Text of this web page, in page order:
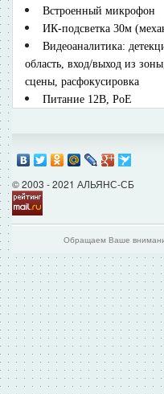
Встроенный микрофон
ИК-подсветка 30м
Видеоаналитика:
область, вход/выход из
сцены, расфокусировка
Питание 12В, PoE
© 2003 - 2021 АЛЬЯНС-СБ
Обращаем Ваше